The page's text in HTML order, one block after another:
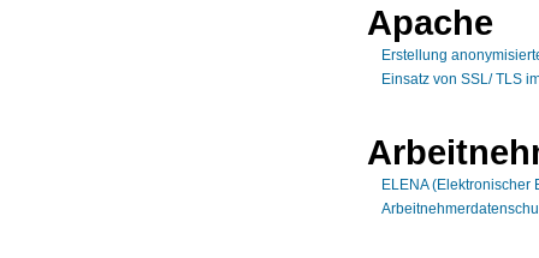
Apache
Erstellung
Einsatz von SSL/ TLS
ELENA (Elektronischer